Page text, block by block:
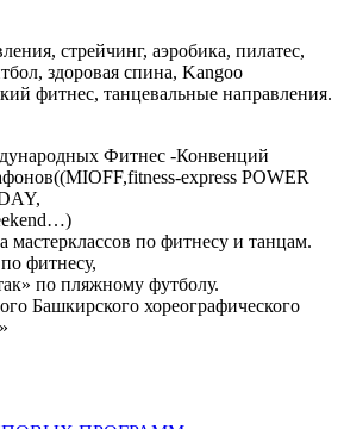
стрейчинг, аэробика, пилатес,
здоровая спина, Kangoo
фитнес, танцевальные направления.
Фитнес -Конвенций
express POWER
мастерклассов по фитнесу и танцам.
фитнесу,
по пляжному футболу.
Башкирского хореографического